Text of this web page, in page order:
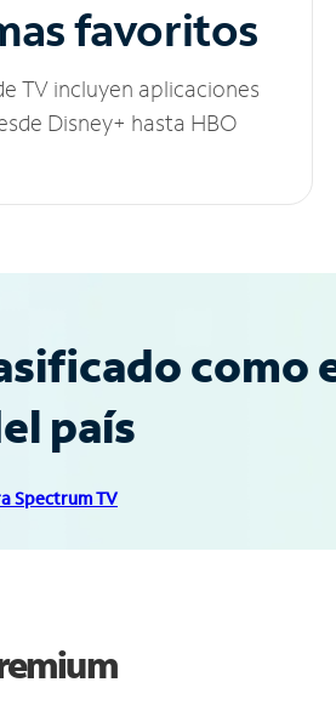
favoritos
TV incluyen aplicaciones
Disney+ hasta HBO
como
país
Spectrum TV